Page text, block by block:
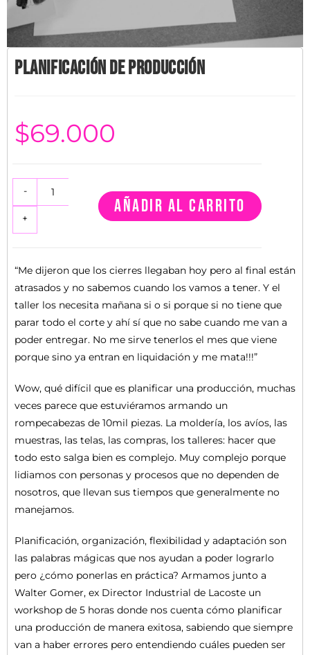
PLANIFICACIÓN DE PRODUCCIÓN
$69.000
-
+
AÑADIR AL CARRITO
“Me dijeron que los cierres llegaban hoy pero al final están
atrasados y no sabemos cuando los vamos a tener. Y el
taller los necesita mañana si o si porque si no tiene que
parar todo el corte y ahí sí que no sabe cuando me van a
poder entregar. No me sirve tenerlos el mes que viene
porque sino ya entran en liquidación y me mata!!!”
Wow, qué difícil que es planificar una producción, muchas
veces parece que estuviéramos armando un
rompecabezas de 10mil piezas. La moldería, los avíos, las
muestras, las telas, las compras, los talleres: hacer que
todo esto salga bien es complejo. Muy complejo porque
lidiamos con personas y procesos que no dependen de
nosotros, que llevan sus tiempos que generalmente no
manejamos.
Planificación, organización, flexibilidad y adaptación son
las palabras mágicas que nos ayudan a poder lograrlo
pero ¿cómo ponerlas en práctica? Armamos junto a
Walter Gomer, ex Director Industrial de Lacoste un
workshop de 5 horas donde nos cuenta cómo planificar
una producción de manera exitosa, sabiendo que siempre
van a haber errores pero entendiendo cuáles pueden ser